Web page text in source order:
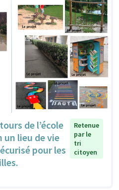
de l’école
un lieu de vie
pour les
Retenue
par le
tri
citoyen